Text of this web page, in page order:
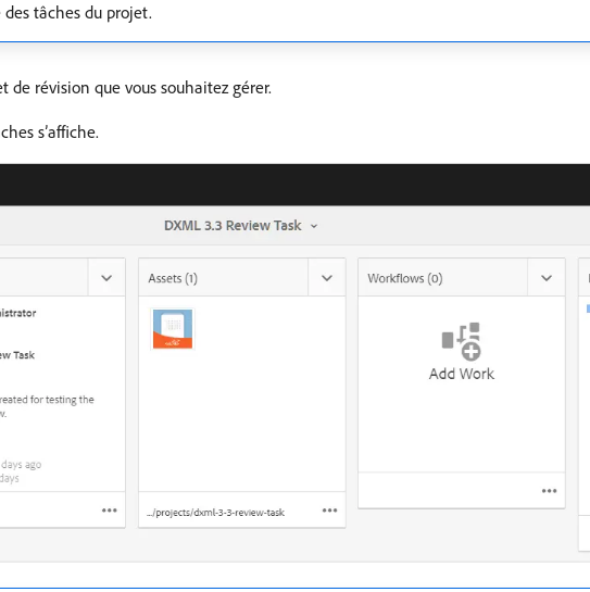
des tâches du projet.
de révision que vous souhaitez gérer.
s’affiche.